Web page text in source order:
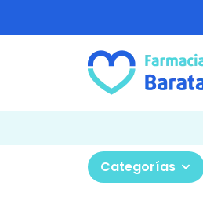
Categorías